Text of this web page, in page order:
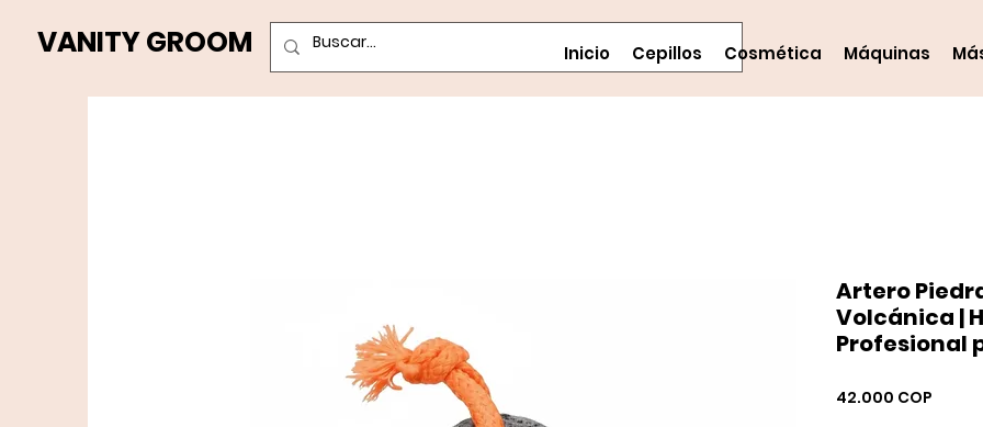
VANITY GROOM Inicio Cepillos Cosmética Máquinas
Artero
Volcánica |
Profesional
42.000 COP